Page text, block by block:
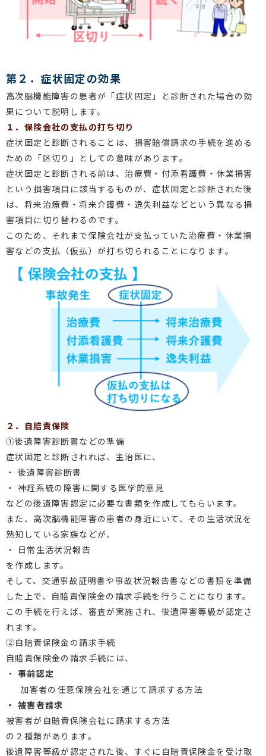
第２．症状固定の効果
高次脳機能障害の患者が「症状固定」と診断された場合の効
果について説明します。
１．保険会社の支払の打ち切り
症状固定と診断されることは、損害賠償請求の手続を進める
ための「区切り」としての意味があります。
症状固定と診断される前は、治療費・付添看護費・休業損害
という損害項目に該当するものが、症状固定と診断された後
は、将来治療費・将来介護費・逸失利益などという異なる損
害項目に切り替わるのです。
このため、それまで保険会社が支払っていた治療費・休業損
害などの支払（仮払）が打ち切られることになります。
２．自賠責保険
①後遺障害診断書などの準備
症状固定と診断されれば、主治医に、
・ 後遺障害診断書
・ 神経系統の障害に関する医学的意見
などの後遺障害認定に必要な書類を作成してもらいます。
また、高次脳機能障害の患者の身近にいて、その生活状況を
熟知している家族などが、
・ 日常生活状況報告
を作成します。
そして、交通事故証明書や事故状況報告書などの書類を準備
した上で、自賠責保険金の請求手続を行うことになります。
この手続を行えば、審査が実施され、後遺障害等級が認定さ
れます。
②自賠責保険金の請求手続
自賠責保険金の請求手続には、
・ 事前認定
加害者の任意保険会社を通じて請求する方法
・ 被害者請求
被害者が自賠責保険会社に請求する方法
の２種類があります。
後遺障害等級が認定された後、すぐに自賠責保険金を受け取